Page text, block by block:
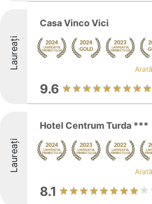
Laureați
Casa Vinco Vici
9.6
Laureați
Hotel Centrum Turda ***
8.1